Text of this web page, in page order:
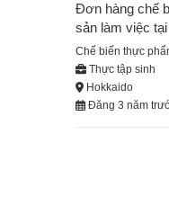
Đơn hàng chế
sản làm việc
Chế biến thực
Thực tập sinh
Hokkaido
Đăng 3 năm